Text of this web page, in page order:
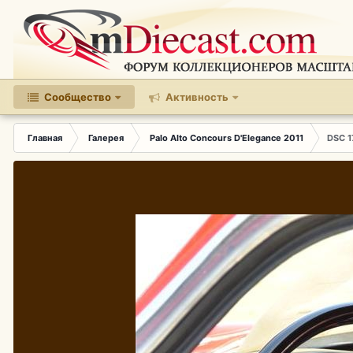
Сообщество Активность
Главная Галерея Palo Alto Concours D'Elegance 2011 DSC